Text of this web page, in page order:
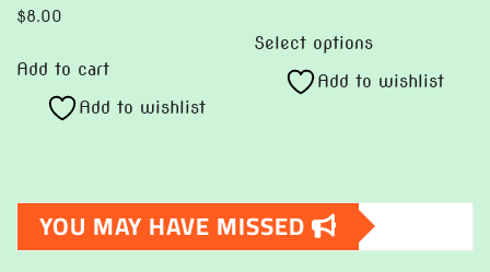
$8.00
Add to cart
Add to wishlist
Select options
product
has
options
may
Add to wishlist
YOU MAY HAVE MISSED